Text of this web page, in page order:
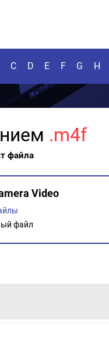
C D E F G H
.m4f
файла
Video
файл